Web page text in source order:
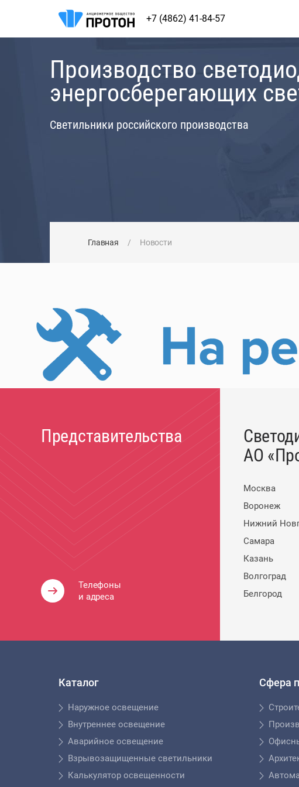
+7 (4862) 41-84-57
Производство
энергосберегающих
Светильники российского производства
Главная / Новости
Представительства
Телефоны
и адреса
АО
Москва
Воронеж
Нижний
Самара
Казань
Волгоград
Белгород
Каталог
Наружное освещение
Внутреннее освещение
Аварийное освещение
Взрывозащищенные светильники
Калькулятор освещенности
Сфера